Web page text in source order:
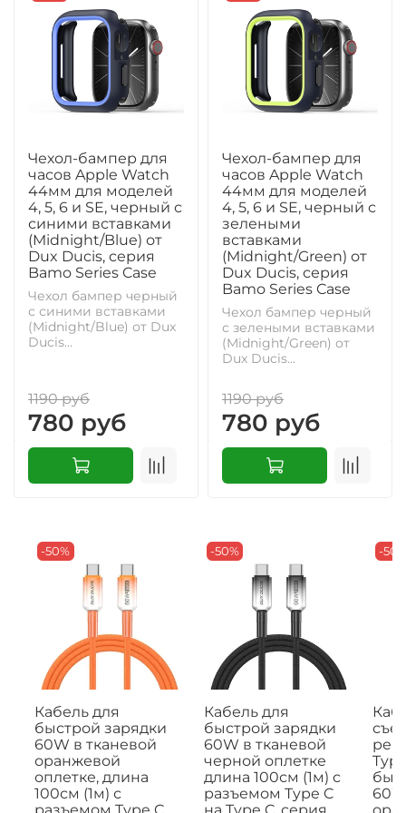
Чехол-бампер для
часов Apple Watch
44мм для моделей
4, 5, 6 и SE, черный с
синими вставками
(Midnight/Blue) от
Dux Ducis, серия
Bamo Series Case
Чехол бампер черный
с синими вставками
(Midnight/Blue) от Dux
Ducis...
1190 руб
780 руб
Чехол-бампер для
часов Apple Watch
44мм для моделей
4, 5, 6 и SE, черный с
зелеными
вставками
(Midnight/Green) от
Dux Ducis, серия
Bamo Series Case
Чехол бампер черный
с зелеными вставками
(Midnight/Green) от
Dux Ducis...
1190 руб
780 руб
-50%
Кабель для
быстрой зарядки
60W в тканевой
оранжевой
оплетке, длина
100см (1м) с
-50%
Кабель для
быстрой зарядки
60W в тканевой
черной оплетке
длина 100см (1м) с
разъемом Type C
-